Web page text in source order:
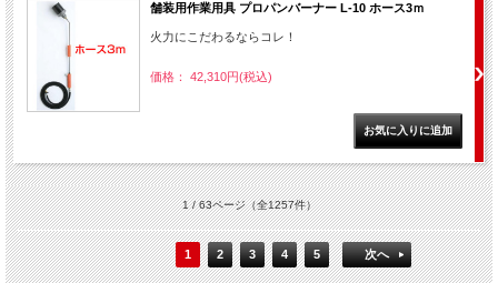
舗装用作業用具 プロパンバーナー L-10 ホース3ｍ
火力にこだわるならコレ！
価格： 42,310円(税込)
1 / 63ページ（全1257件）
1 2 3 4 5 次へ